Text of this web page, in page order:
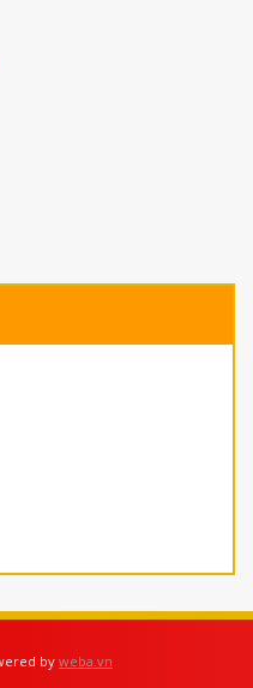
by weba.vn